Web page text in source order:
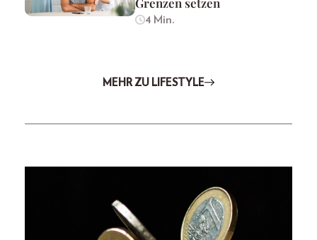
4 Min.
MEHR ZU LIFESTYLE